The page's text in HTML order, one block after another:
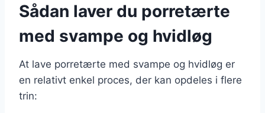
Sådan laver du porretærte
med svampe og hvidløg
At lave porretærte med svampe og hvidløg er
en relativt enkel proces, der kan opdeles i flere
trin: